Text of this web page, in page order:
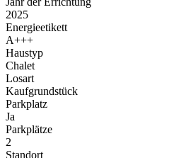
2025
Energieetikett
A+++
Haustyp
Chalet
Losart
Kaufgrundstück
Parkplatz
Ja
Parkplätze
2
Standort